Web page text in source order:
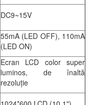
DC9~15V
55mA (LED OFF), 110mA
(LED ON)
Ecran LCD color super
luminos, de înaltă
rezoluție